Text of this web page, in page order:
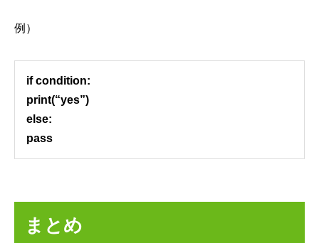
例）
if condition:
print(“yes”)
else:
pass
まとめ